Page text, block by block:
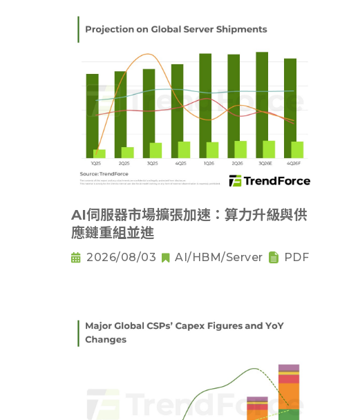
AI伺服器市場擴張加速：算力升級與供
應鏈重組並進
2026/08/03 AI/HBM/Server PDF